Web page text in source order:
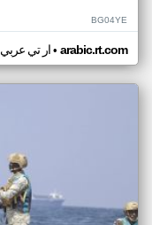
BG04YE
ار تي عربي• arabic.rt.com